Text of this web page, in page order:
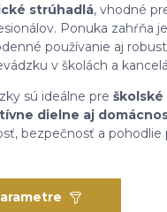
strúhadlá, vhodné
Ponuka zahŕňa
používanie aj
v školách a
sú ideálne pre
dielne aj
bezpečnosť a pohodlie